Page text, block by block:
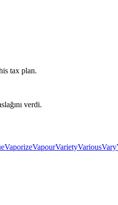
tax plan.
verdi.
VaporizeVapourVarietyVariousVary